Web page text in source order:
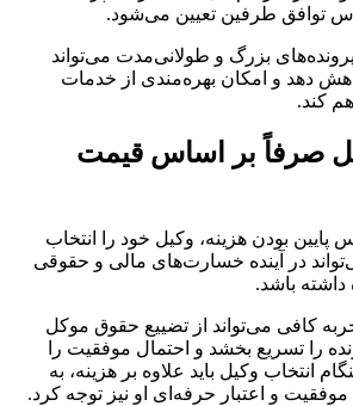
توافق طرفین تعیین می‌شود.
بزرگ و طولانی‌مدت می‌تواند
دهد و امکان بهره‌مندی از خدمات
کند.
صرفاً بر اساس قیمت
پایین بودن هزینه، وکیل خود را انتخاب
در آینده خسارت‌های مالی و حقوقی
داشته باشد.
کافی می‌تواند از تضییع حقوق موکل
را تسریع بخشد و احتمال موفقیت را
انتخاب وکیل باید علاوه بر هزینه، به
و اعتبار حرفه‌ای او نیز توجه کرد.